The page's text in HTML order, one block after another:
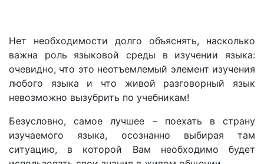
Нет необходимости долго объяснять, насколько
важна роль языковой среды в изучении языка:
очевидно, что это неотъемлемый элемент изучения
любого языка и что живой разговорный язык
невозможно вызубрить по учебникам!
Безусловно, самое лучшее – поехать в страну
изучаемого языка, осознанно выбирая там
ситуацию, в которой Вам необходимо будет